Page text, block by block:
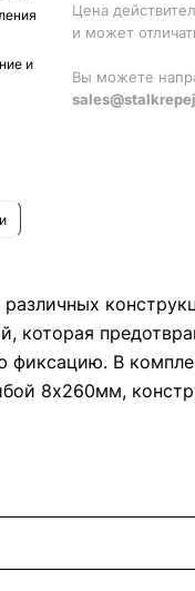
и
и
Цена
и может
Вы можете
которая
В
8х260мм,